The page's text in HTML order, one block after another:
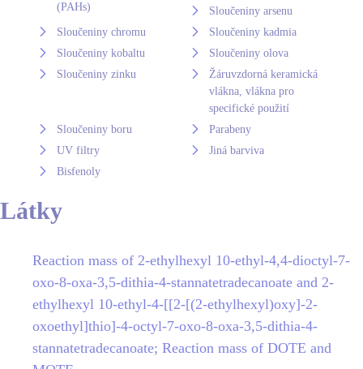
(PAHs)
Sloučeniny arsenu
Sloučeniny chromu
Sloučeniny kadmia
Sloučeniny kobaltu
Sloučeniny olova
Sloučeniny zinku
Žáruvzdorná keramická
vlákna, vlákna pro
specifické použití
Sloučeniny boru
Parabeny
UV filtry
Jiná barviva
Bisfenoly
Látky
Reaction mass of 2-ethylhexyl 10-ethyl-4,4-dioctyl-7-
oxo-8-oxa-3,5-dithia-4-stannatetradecanoate and 2-
ethylhexyl 10-ethyl-4-[[2-[(2-ethylhexyl)oxy]-2-
oxoethyl]thio]-4-octyl-7-oxo-8-oxa-3,5-dithia-4-
stannatetradecanoate; Reaction mass of DOTE and